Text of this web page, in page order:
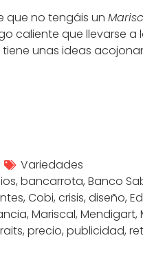
que no tengáis un
caliente que llevarse
tiene unas ideas
Variedades
, bancarrota, Banco
, Cobi, crisis, diseño,
, Mariscal, Mendigart,
, precio, publicidad,